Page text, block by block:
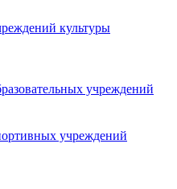
культуры
учреждений
учреждений